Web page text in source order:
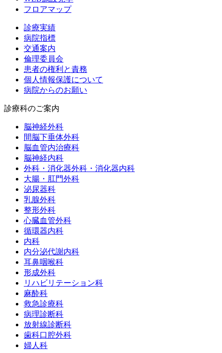
フロアマップ
診療実績
病院指標
交通案内
倫理委員会
患者の権利と責務
個人情報保護について
病院からのお願い
診療科のご案内
脳神経外科
間脳下垂体外科
脳血管内治療科
脳神経内科
外科・消化器外科・消化器内科
大腸・肛門外科
泌尿器科
乳腺外科
整形外科
心臓血管外科
循環器内科
内科
内分泌代謝内科
耳鼻咽喉科
形成外科
リハビリテーション科
麻酔科
救急診療科
病理診断科
放射線診断科
歯科口腔外科
婦人科